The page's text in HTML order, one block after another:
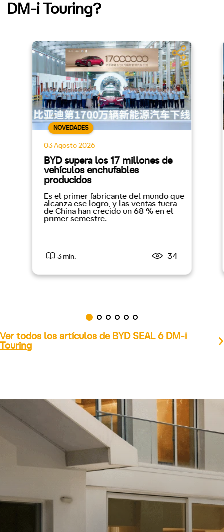
DM-i Touring?
NOVEDADES
03 Agosto 2026
BYD supera los 17 millones de
vehículos enchufables
producidos
Es el primer fabricante del mundo que
alcanza ese logro, y las ventas fuera
de China han crecido un 68 % en el
primer semestre.
3 min. 34
Ver todos los artículos de BYD SEAL 6 DM-i
Touring